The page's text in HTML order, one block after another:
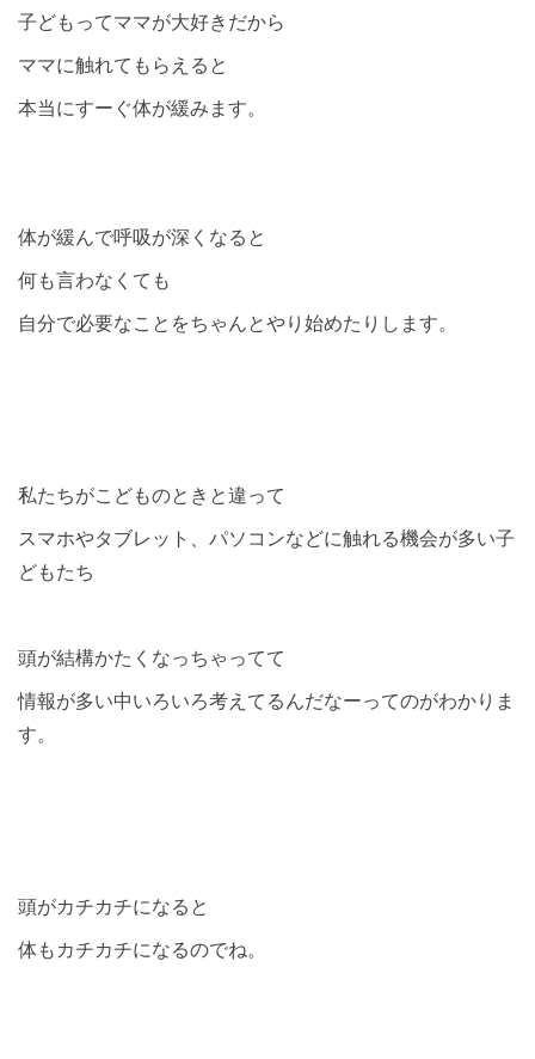
子どもってママが大好きだから
ママに触れてもらえると
本当にすーぐ体が緩みます。
体が緩んで呼吸が深くなると
何も言わなくても
自分で必要なことをちゃんとやり始めたりします。
私たちがこどものときと違って
スマホやタブレット、パソコンなどに触れる機会が多い子
どもたち
頭が結構かたくなっちゃってて
情報が多い中いろいろ考えてるんだなーってのがわかりま
す。
頭がカチカチになると
体もカチカチになるのでね。